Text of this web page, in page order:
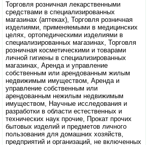
Торговля розничная лекарственными
средствами в специализированных
магазинах (аптеках), Торговля розничная
изделиями, применяемыми в медицинских
целях, ортопедическими изделиями в
специализированных магазинах, Торговля
розничная косметическими и товарами
личной гигиены в специализированных
магазинах, Аренда и управление
собственным или арендованным жилым
недвижимым имуществом, Аренда и
управление собственным или
арендованным нежилым недвижимым
имуществом, Научные исследования и
разработки в области естественных и
технических наук прочие, Прокат прочих
бытовых изделий и предметов личного
пользования для домашних хозяйств,
предприятий и организаций, не включенных